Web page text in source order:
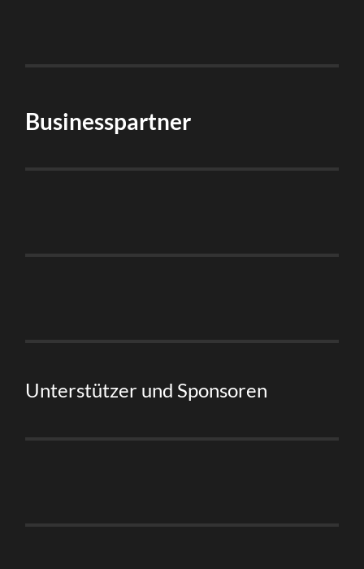
Businesspartner
Unterstützer und Sponsoren